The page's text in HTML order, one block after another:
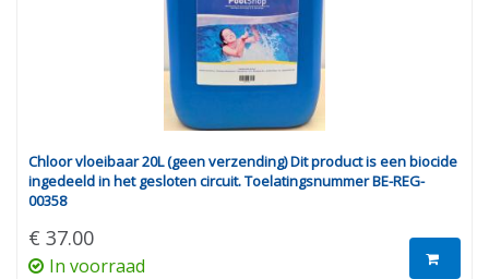
Chloor vloeibaar 20L (geen verzending) Dit product is een biocide
ingedeeld in het gesloten circuit. Toelatingsnummer BE-REG-
00358
€ 37.00
In voorraad